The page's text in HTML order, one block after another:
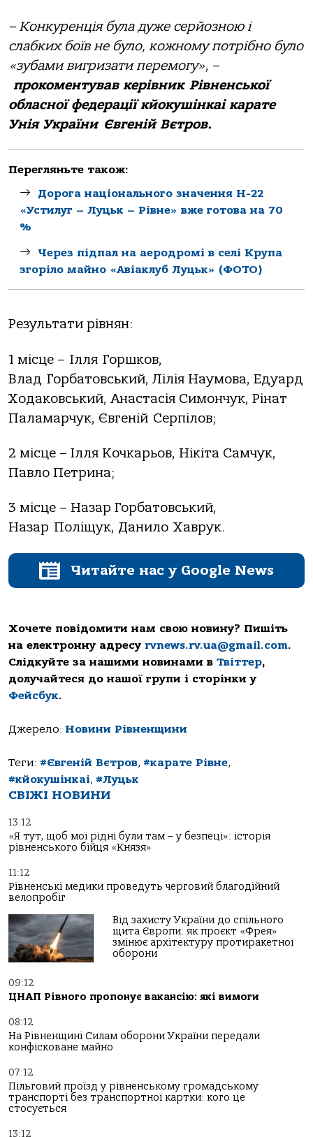
– Конкуренція була дуже серйозною і
слабких боїв не було, кожному потрібно було
«зубами вигризати перемогу», –
прокоментував керівник Рівненської
обласної федерації кйокушінкаі карате
Унія України Євгеній Вєтров.
Перегляньте також:
Дорога національного значення Н-22
«Устилуг – Луцьк – Рівне» вже готова на 70
%
Через підпал на аеродромі в селі Крупа
згоріло майно «Авіаклуб Луцьк» (ФОТО)
Результати рівнян:
1 місце – Ілля Горшков,
Влад Горбатовський, Лілія Наумова, Едуард
Ходаковський, Анастасія Симончук, Рінат
Паламарчук, Євгеній Серпілов;
2 місце – Ілля Кочкарьов, Нікіта Самчук,
Павло Петрина;
3 місце – Назар Горбатовський,
Назар Поліщук, Данило Хаврук.
Читайте нас у Google News
Хочете повідомити нам свою новину? Пишіть
на електронну адресу rvnews.rv.ua@gmail.com.
Слідкуйте за нашими новинами в Твіттер,
долучайтеся до нашої групи і сторінки у
Фейсбук.
Джерело: Новини Рівненщини
Теги: #Євгеній Вєтров, #карате Рівне,
#кйокушінкаі, #Луцьк
СВІЖІ НОВИНИ
13:12
«Я тут, щоб мої рідні були там – у безпеці»: історія
рівненського бійця «Князя»
11:12
Рівненські медики проведуть черговий благодійний
велопробіг
Від захисту України до спільного
щита Європи: як проєкт «Фрея»
змінює архітектуру протиракетної
оборони
09:12
ЦНАП Рівного пропонує вакансію: які вимоги
08:12
На Рівненщині Силам оборони України передали
конфісковане майно
07:12
Пільговий проїзд у рівненському громадському
транспорті без транспортної картки: кого це
стосується
13:12